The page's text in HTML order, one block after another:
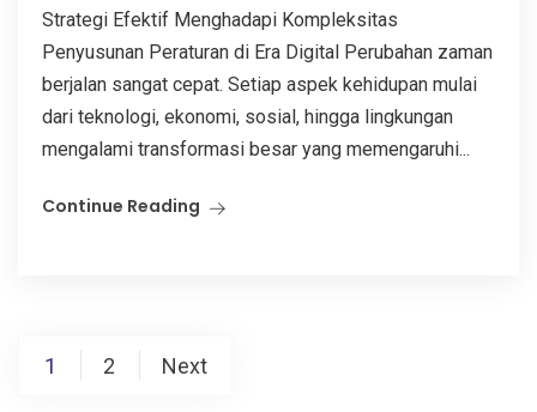
Strategi Efektif Menghadapi Kompleksitas
Penyusunan Peraturan di Era Digital Perubahan zaman
berjalan sangat cepat. Setiap aspek kehidupan mulai
dari teknologi, ekonomi, sosial, hingga lingkungan
mengalami transformasi besar yang memengaruhi...
Continue Reading
Posts
1 2 Next